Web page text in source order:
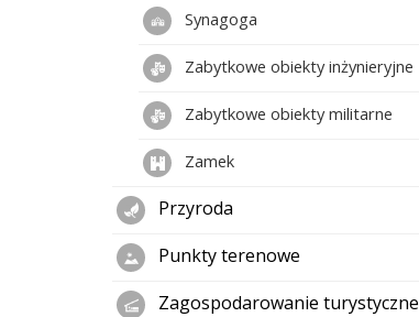
Synagoga
Zabytkowe obiekty inżynieryjne
Zabytkowe obiekty militarne
Zamek
Przyroda
Punkty terenowe
Zagospodarowanie turystyczne